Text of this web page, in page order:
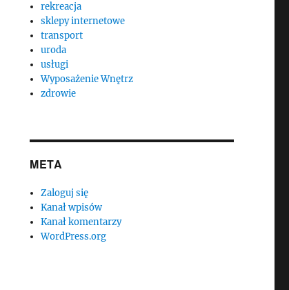
rekreacja
sklepy internetowe
transport
uroda
usługi
Wyposażenie Wnętrz
zdrowie
META
Zaloguj się
Kanał wpisów
Kanał komentarzy
WordPress.org